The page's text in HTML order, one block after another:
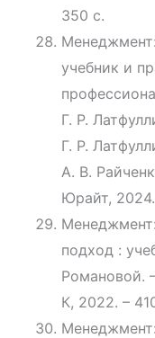
350 с.
учебник и
Г. Р.
Г. Р.
А. В.
Юрайт,
подход :
Романовой.
К, 2022. –